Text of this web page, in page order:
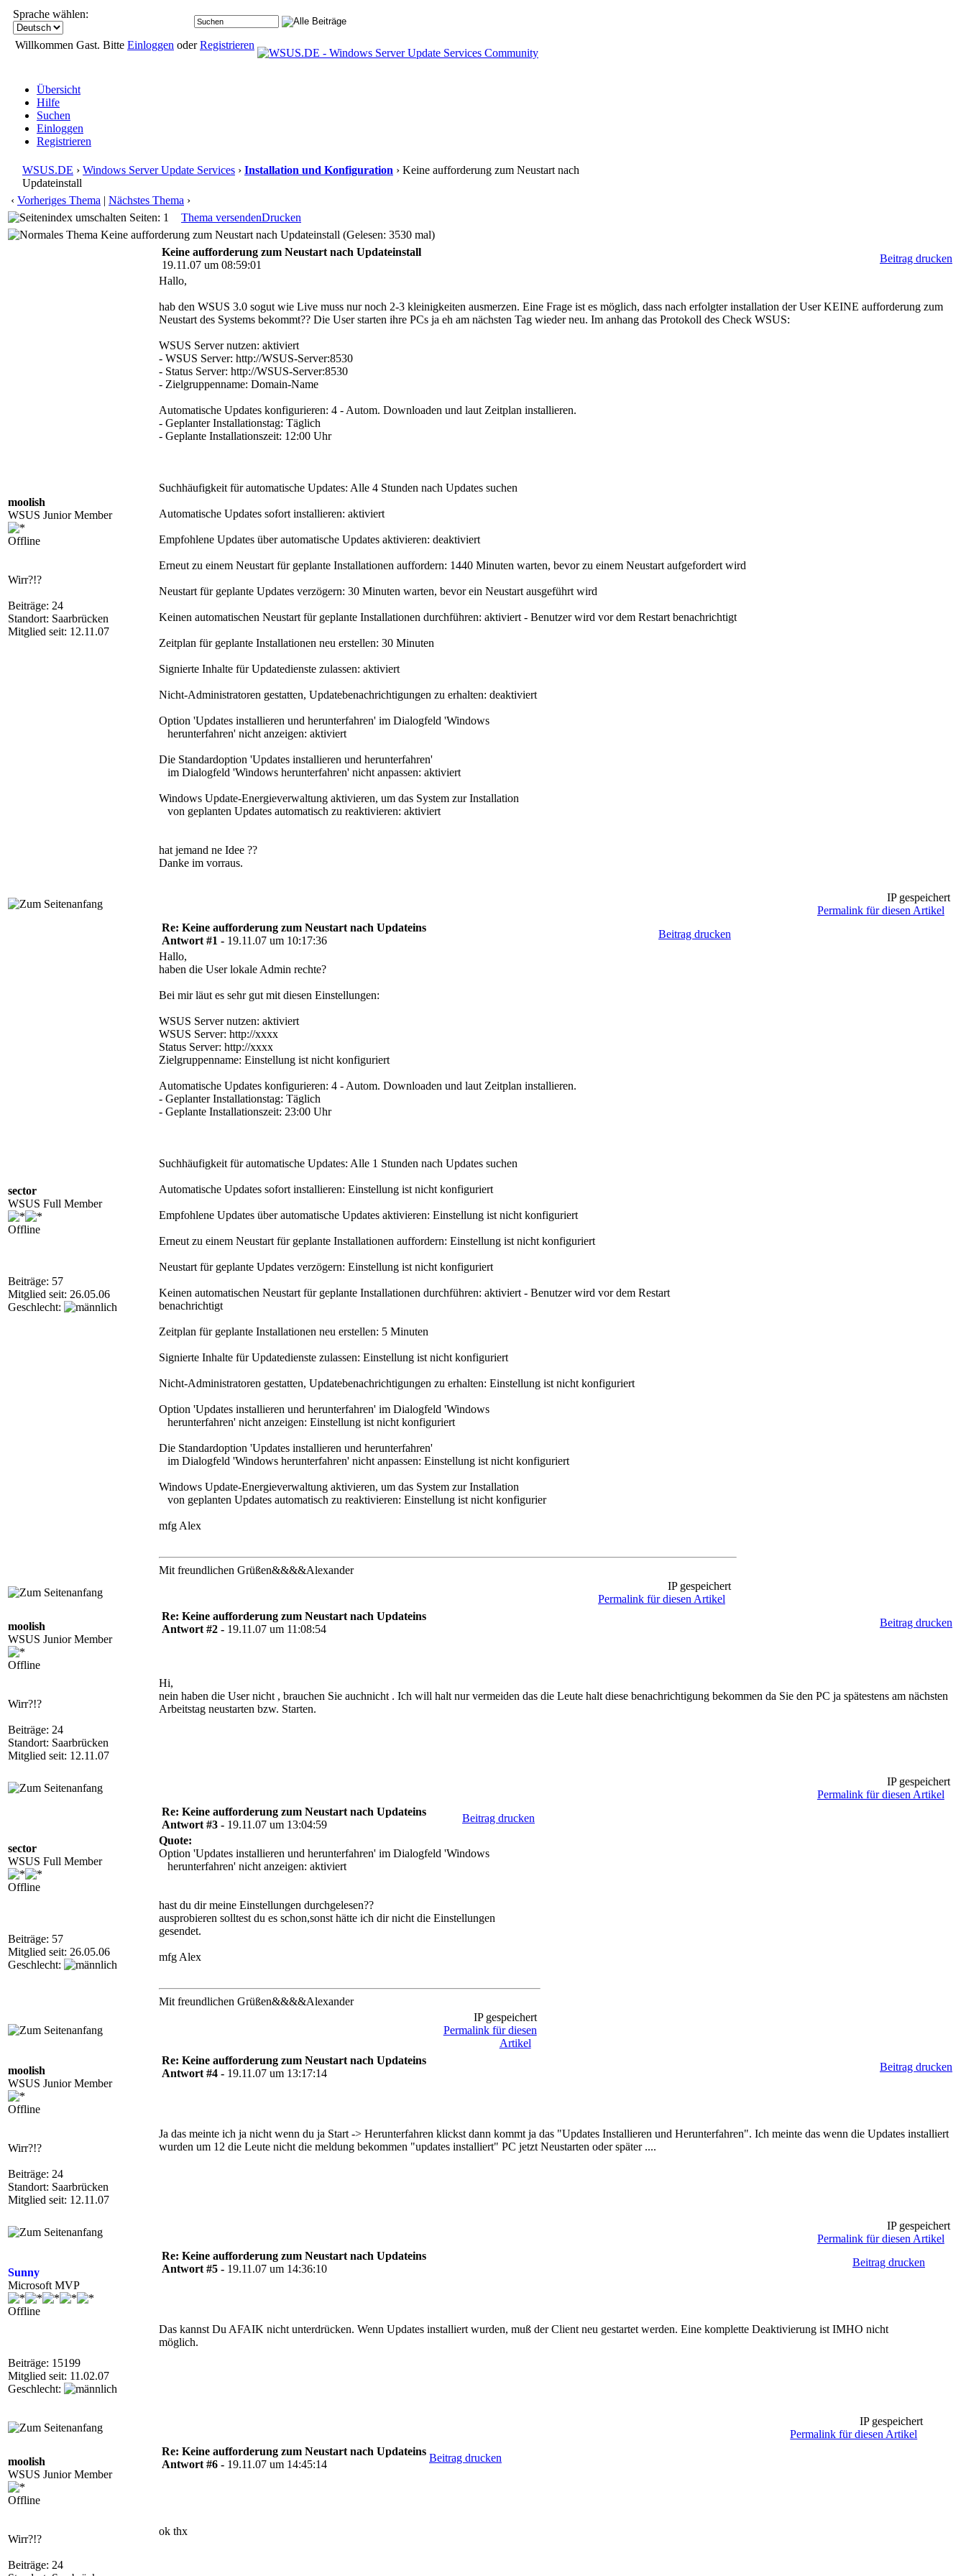
Sprache wählen:
Willkommen Gast. Bitte Einloggen oderRegistrieren
Übersicht
Hilfe
Suchen
Einloggen
Registrieren
WSUS.DE › Windows Server Update Services › Installation und Konfiguration › Keine aufforderung zum Neustart nach
Updateinstall
‹ Vorheriges Thema | Nächstes Thema ›
Seiten: 1
Thema versendenDrucken
Keine aufforderung zum Neustart nach Updateinstall (Gelesen: 3530 mal)
moolish
WSUS Junior Member
Offline
Wirr?!?
Beiträge: 24
Standort: Saarbrücken
Mitglied seit: 12.11.07
Keine aufforderung zum Neustart nach Updateinstall
19.11.07 um 08:59:01
Beitrag drucken
Hallo,
hab den WSUS 3.0 sogut wie Live muss nur noch 2-3 kleinigkeiten ausmerzen. Eine Frage ist es möglich, dass nach erfolgter installation der User KEINE aufforderung zum
Neustart des Systems bekommt?? Die User starten ihre PCs ja eh am nächsten Tag wieder neu. Im anhang das Protokoll des Check WSUS:
WSUS Server nutzen: aktiviert
- WSUS Server: http://WSUS-Server:8530
- Status Server: http://WSUS-Server:8530
- Zielgruppenname: Domain-Name
Automatische Updates konfigurieren: 4 - Autom. Downloaden und laut Zeitplan installieren.
- Geplanter Installationstag: Täglich
- Geplante Installationszeit: 12:00 Uhr
Suchhäufigkeit für automatische Updates: Alle 4 Stunden nach Updates suchen
Automatische Updates sofort installieren: aktiviert
Empfohlene Updates über automatische Updates aktivieren: deaktiviert
Erneut zu einem Neustart für geplante Installationen auffordern: 1440 Minuten warten, bevor zu einem Neustart aufgefordert wird
Neustart für geplante Updates verzögern: 30 Minuten warten, bevor ein Neustart ausgeführt wird
Keinen automatischen Neustart für geplante Installationen durchführen: aktiviert - Benutzer wird vor dem Restart benachrichtigt
Zeitplan für geplante Installationen neu erstellen: 30 Minuten
Signierte Inhalte für Updatedienste zulassen: aktiviert
Nicht-Administratoren gestatten, Updatebenachrichtigungen zu erhalten: deaktiviert
Option 'Updates installieren und herunterfahren' im Dialogfeld 'Windows
herunterfahren' nicht anzeigen: aktiviert
Die Standardoption 'Updates installieren und herunterfahren'
im Dialogfeld 'Windows herunterfahren' nicht anpassen: aktiviert
Windows Update-Energieverwaltung aktivieren, um das System zur Installation
von geplanten Updates automatisch zu reaktivieren: aktiviert
hat jemand ne Idee ??
Danke im vorraus.
IP gespeichert
Permalink für diesen Artikel
sector
WSUS Full Member
Offline
Beiträge: 57
Mitglied seit: 26.05.06
Geschlecht:
Re: Keine aufforderung zum Neustart nach Updateins
Antwort #1 - 19.11.07 um 10:17:36
Beitrag drucken
Hallo,
haben die User lokale Admin rechte?
Bei mir läut es sehr gut mit diesen Einstellungen:
WSUS Server nutzen: aktiviert
WSUS Server: http://xxxx
Status Server: http://xxxx
Zielgruppenname: Einstellung ist nicht konfiguriert
Automatische Updates konfigurieren: 4 - Autom. Downloaden und laut Zeitplan installieren.
- Geplanter Installationstag: Täglich
- Geplante Installationszeit: 23:00 Uhr
Suchhäufigkeit für automatische Updates: Alle 1 Stunden nach Updates suchen
Automatische Updates sofort installieren: Einstellung ist nicht konfiguriert
Empfohlene Updates über automatische Updates aktivieren: Einstellung ist nicht konfiguriert
Erneut zu einem Neustart für geplante Installationen auffordern: Einstellung ist nicht konfiguriert
Neustart für geplante Updates verzögern: Einstellung ist nicht konfiguriert
Keinen automatischen Neustart für geplante Installationen durchführen: aktiviert - Benutzer wird vor dem Restart
benachrichtigt
Zeitplan für geplante Installationen neu erstellen: 5 Minuten
Signierte Inhalte für Updatedienste zulassen: Einstellung ist nicht konfiguriert
Nicht-Administratoren gestatten, Updatebenachrichtigungen zu erhalten: Einstellung ist nicht konfiguriert
Option 'Updates installieren und herunterfahren' im Dialogfeld 'Windows
herunterfahren' nicht anzeigen: Einstellung ist nicht konfiguriert
Die Standardoption 'Updates installieren und herunterfahren'
im Dialogfeld 'Windows herunterfahren' nicht anpassen: Einstellung ist nicht konfiguriert
Windows Update-Energieverwaltung aktivieren, um das System zur Installation
von geplanten Updates automatisch zu reaktivieren: Einstellung ist nicht konfigurier
mfg Alex
Mit freundlichen Grüßen&&&&Alexander
IP gespeichert
Permalink für diesen Artikel
moolish
WSUS Junior Member
Offline
Wirr?!?
Beiträge: 24
Standort: Saarbrücken
Mitglied seit: 12.11.07
Re: Keine aufforderung zum Neustart nach Updateins
Antwort #2 - 19.11.07 um 11:08:54
Beitrag drucken
Hi,
nein haben die User nicht , brauchen Sie auchnicht . Ich will halt nur vermeiden das die Leute halt diese benachrichtigung bekommen da Sie den PC ja spätestens am nächsten
Arbeitstag neustarten bzw. Starten.
IP gespeichert
Permalink für diesen Artikel
sector
WSUS Full Member
Offline
Beiträge: 57
Mitglied seit: 26.05.06
Geschlecht:
Re: Keine aufforderung zum Neustart nach Updateins
Antwort #3 - 19.11.07 um 13:04:59
Beitrag drucken
Quote:
Option 'Updates installieren und herunterfahren' im Dialogfeld 'Windows
herunterfahren' nicht anzeigen: aktiviert
hast du dir meine Einstellungen durchgelesen??
ausprobieren solltest du es schon,sonst hätte ich dir nicht die Einstellungen
gesendet.
mfg Alex
Mit freundlichen Grüßen&&&&Alexander
IP gespeichert
Permalink für diesen
Artikel
moolish
WSUS Junior Member
Offline
Wirr?!?
Beiträge: 24
Standort: Saarbrücken
Mitglied seit: 12.11.07
Re: Keine aufforderung zum Neustart nach Updateins
Antwort #4 - 19.11.07 um 13:17:14
Beitrag drucken
Ja das meinte ich ja nicht wenn du ja Start -> Herunterfahren klickst dann kommt ja das "Updates Installieren und Herunterfahren". Ich meinte das wenn die Updates installiert
wurden um 12 die Leute nicht die meldung bekommen "updates installiert" PC jetzt Neustarten oder später ....
IP gespeichert
Permalink für diesen Artikel
Sunny
Microsoft MVP
Offline
Beiträge: 15199
Mitglied seit: 11.02.07
Geschlecht:
Re: Keine aufforderung zum Neustart nach Updateins
Antwort #5 - 19.11.07 um 14:36:10
Beitrag drucken
Das kannst Du AFAIK nicht unterdrücken. Wenn Updates installiert wurden, muß der Client neu gestartet werden. Eine komplette Deaktivierung ist IMHO nicht
möglich.
IP gespeichert
Permalink für diesen Artikel
moolish
WSUS Junior Member
Offline
Wirr?!?
Beiträge: 24
Re: Keine aufforderung zum Neustart nach Updateins
Antwort #6 - 19.11.07 um 14:45:14
Beitrag drucken
ok thx